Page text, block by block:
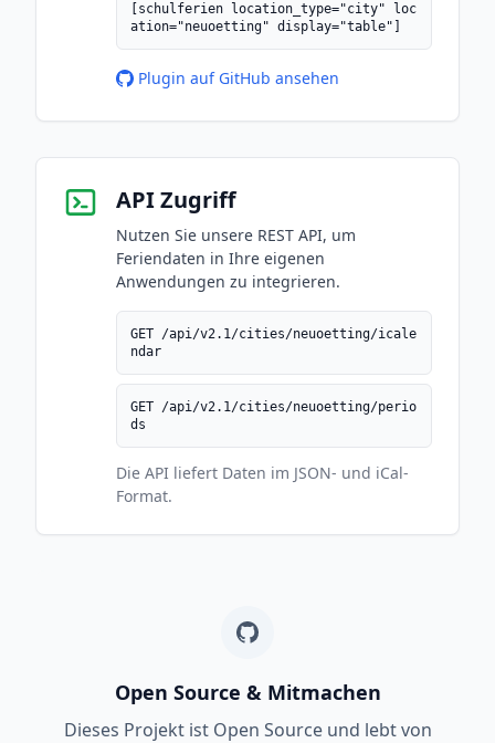
[schulferien location_type="city" loc
ation="neuoetting" display="table"]
Plugin auf GitHub ansehen
API Zugriff
Nutzen Sie unsere REST API, um
Feriendaten in Ihre eigenen
Anwendungen zu integrieren.
GET /api/v2.1/cities/neuoetting/icale
ndar
GET /api/v2.1/cities/neuoetting/perio
ds
Die API liefert Daten im JSON- und iCal-
Format.
Open Source & Mitmachen
Dieses Projekt ist Open Source und lebt von